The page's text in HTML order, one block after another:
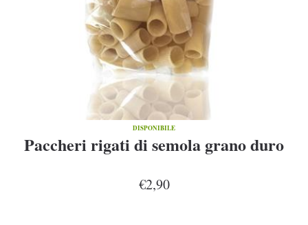
DISPONIBILE
Paccheri rigati di semola grano duro
€2,90